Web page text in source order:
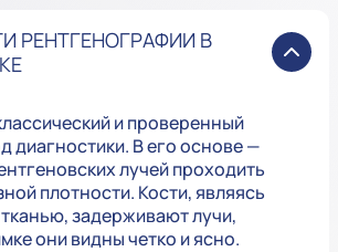
РЕНТГЕНОГРАФИИ В
и проверенный
диагностики. В его основе —
лучей проходить
плотности. Кости, являясь
задерживают лучи,
они видны четко и ясно.